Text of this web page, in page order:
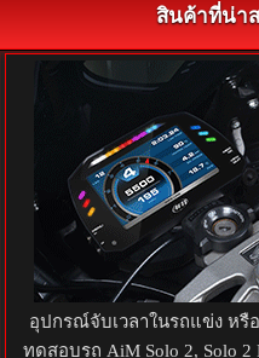
สินค้าที่น่าส
อุปกรณ์จับเวลาในรถแข่ง หรื
ทดสอบรถ AiM Solo 2, Solo 2